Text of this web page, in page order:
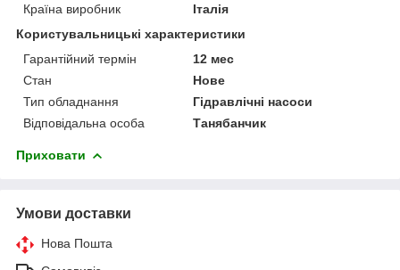
Країна виробник
Італія
Користувальницькі характеристики
Гарантійний термін
12 мес
Стан
Нове
Тип обладнання
Гідравлічні насоси
Відповідальна особа
Танябанчик
Приховати
Умови доставки
Нова Пошта